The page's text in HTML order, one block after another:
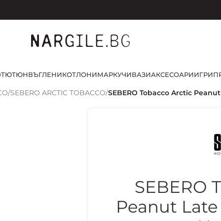
ТЮТЮНВЪГЛЕНИКОТЛОНИМАРКУЧИВАЗИАКСЕСОАРИИГРИ
/SEBERO ARCTIC TOBACCO/SEBERO Tobacco Arctic
SEBERO
Peanut